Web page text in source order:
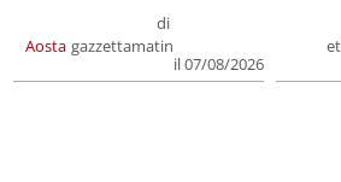
Aosta
di
gazzettamatin
il 07/08/2026